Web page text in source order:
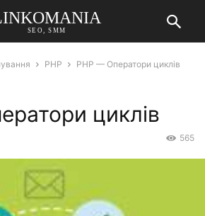
SEO, SMM
PHP PHP — Оператори циклів
циклів
565